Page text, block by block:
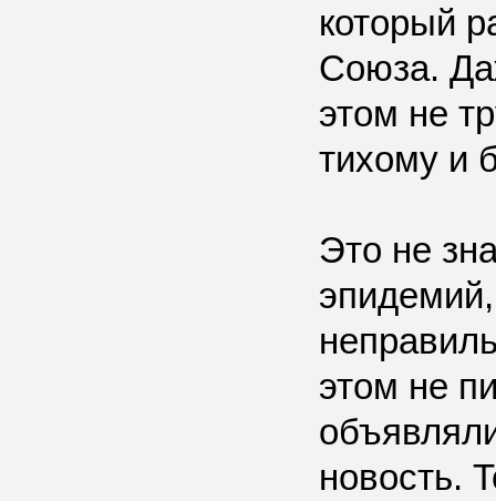
который
Союза.
этом не
тихому и
Это не
этом не
новость.